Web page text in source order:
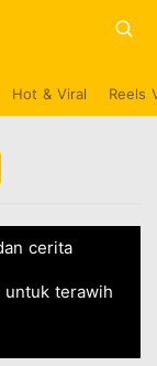
Hot & Viral Reels
cerita
untuk terawih